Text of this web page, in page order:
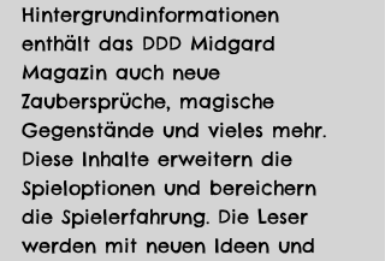
Hintergrundinformationen
enthält das DDD Midgard
Magazin auch neue
Zaubersprüche, magische
Gegenstände und vieles mehr.
Diese Inhalte erweitern die
Spieloptionen und bereichern
die Spielerfahrung. Die Leser
werden mit neuen Ideen und